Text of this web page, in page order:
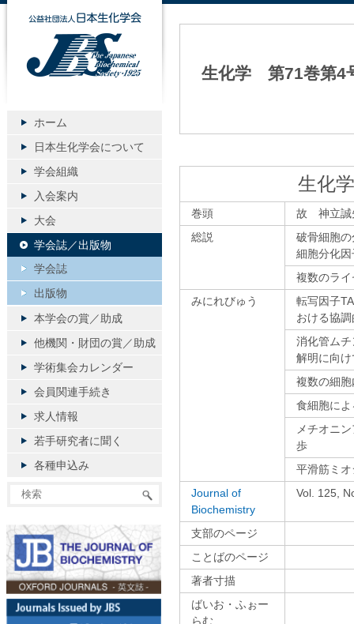
生化学 第71巻第4
生化
巻頭
故 神立誠
総説
破骨細胞
細胞分化
複数のラ
みにれびゅう
転写因子
おける協
消化管ム
解明に向け
複数の細
食細胞に
メチオニ
歩
平滑筋ミ
Journal of
Biochemistry
Vol. 125,
支部のページ
ことばのページ
著者寸描
ばいお・ふぉー
らむ
公益社団法人日本生化学会
ホーム
日本生化学会について
学会組織
入会案内
大会
学会誌／出版物
学会誌
出版物
本学会の賞／助成
他機関・財団の賞／助成
学術集会カレンダー
会員関連手続き
求人情報
若手研究者に聞く
各種申込み